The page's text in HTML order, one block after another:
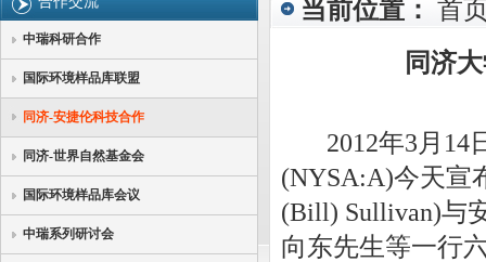
4月：“化学品污染与生态环境损害司法鉴定”专题学术讨论
会会议通知 | 第十届全国生态毒理学大会
中瑞科研合作
国际环境样品库联盟
同济-安捷伦科技合作
同济-世界自然基金会
国际环境样品库会议
中瑞系列研讨会
当前位置： 首
同济
2012年3月14
(NYSA:A)今天宣
(Bill) Sullivan)与
向东先生等一行